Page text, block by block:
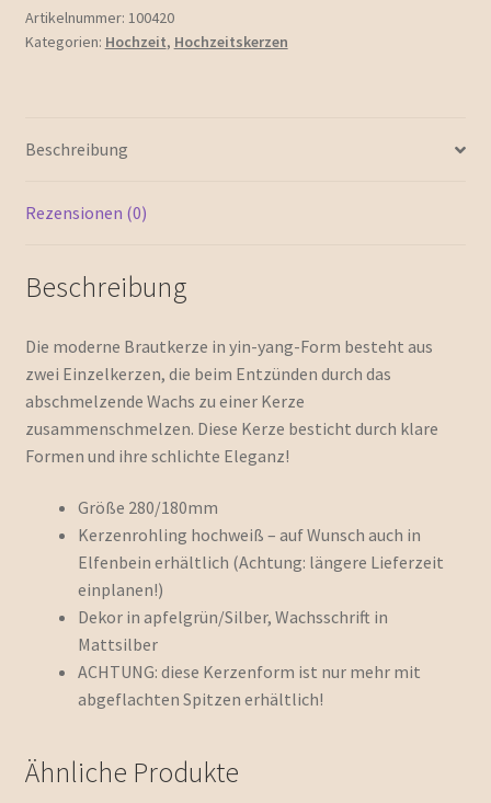
Artikelnummer: 100420
Kategorien: Hochzeit, Hochzeitskerzen
Beschreibung
Rezensionen (0)
Beschreibung
Die moderne Brautkerze in yin-yang-Form besteht aus
zwei Einzelkerzen, die beim Entzünden durch das
abschmelzende Wachs zu einer Kerze
zusammenschmelzen. Diese Kerze besticht durch klare
Formen und ihre schlichte Eleganz!
Größe 280/180mm
Kerzenrohling hochweiß – auf Wunsch auch in
Elfenbein erhältlich (Achtung: längere Lieferzeit
einplanen!)
Dekor in apfelgrün/Silber, Wachsschrift in
Mattsilber
ACHTUNG: diese Kerzenform ist nur mehr mit
abgeflachten Spitzen erhältlich!
Ähnliche Produkte